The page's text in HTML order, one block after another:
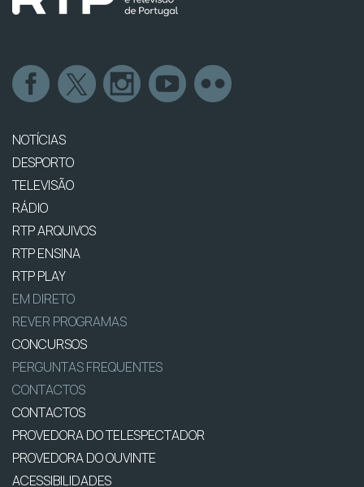
NOTÍCIAS
DESPORTO
TELEVISÃO
RÁDIO
RTP ARQUIVOS
RTP ENSINA
RTP PLAY
EM DIRETO
REVER PROGRAMAS
CONCURSOS
PERGUNTAS FREQUENTES
CONTACTOS
CONTACTOS
PROVEDORA DO TELESPECTADOR
PROVEDORA DO OUVINTE
ACESSIBILIDADES